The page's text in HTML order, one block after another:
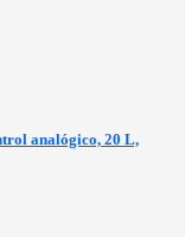
analógico, 20 L,